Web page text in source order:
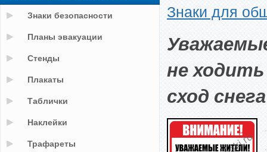
Знаки для
не
сход
Знаки безопасности
Планы эвакуации
Стенды
Плакаты
Таблички
Наклейки
Трафареты